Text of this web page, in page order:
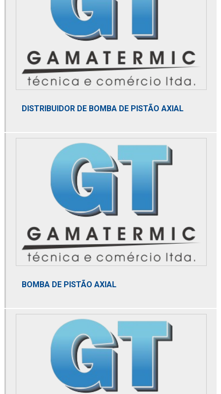
Distribuidor alfa laval
Distribuidor de altair
Distribuidor de bobina danfoss
Distribuidor de bomba de alta pressão
Distribuidor de bomba de pistão axial
Distribuidor de domnick hunter
Distribuidor de dry cooler
Distribuidor de elemento microbiológico
Distribuidor de membrana de nitrogênio
Distribuidor mga
Distribuidor norgren
Domnick hunter
Element coalescer
DISTRIBUIDOR DE BOMBA DE PISTÃO AXIAL
BOMBA DE PISTÃO AXIAL